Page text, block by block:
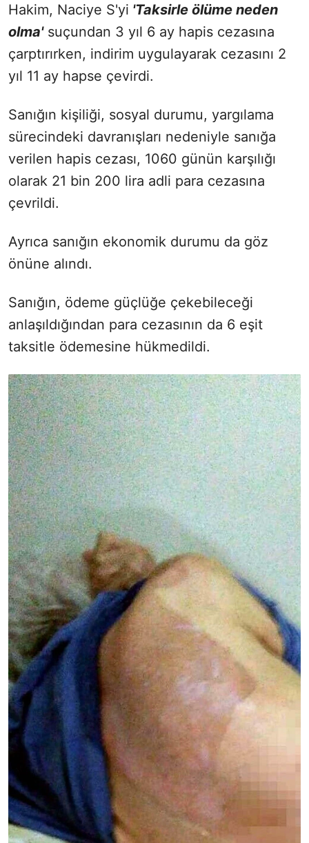
Hakim, Naciye S'yi 'Taksirle ölüme neden
olma'suçundan 3 yıl 6 ay hapis cezasına
çarptırırken, indirim uygulayarak cezasını 2
yıl 11 ay hapse çevirdi.
Sanığın kişiliği, sosyal durumu, yargılama
sürecindeki davranışları nedeniyle sanığa
verilen hapis cezası, 1060 günün karşılığı
olarak 21 bin 200 lira adli para cezasına
çevrildi.
Ayrıca sanığın ekonomik durumu da göz
önüne alındı.
Sanığın, ödeme güçlüğe çekebileceği
anlaşıldığından para cezasının da 6 eşit
taksitle ödemesine hükmedildi.